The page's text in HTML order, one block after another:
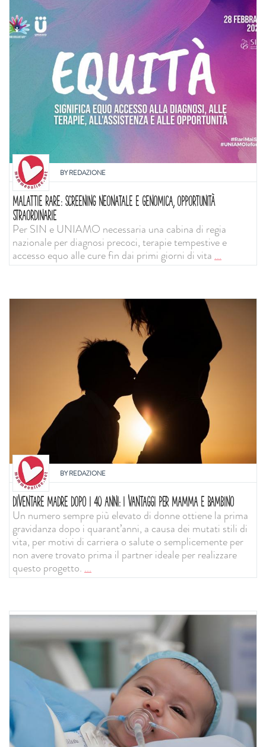
BYREDAZIONE
MALATTIE RARE: SCREENING NEONATALE E GENOMICA, OPPORTUNITÀ
STRAORDINARIE
Per SIN e UNIAMO necessaria una cabina di regia
nazionale per diagnosi precoci, terapie tempestive e
accesso equo alle cure fin dai primi giorni di vita ...
BYREDAZIONE
DIVENTARE MADRE DOPO I 40 ANNI: I VANTAGGI PER MAMMA E BAMBINO
Un numero sempre più elevato di donne ottiene la prima
gravidanza dopo i quarant’anni, a causa dei mutati stili di
vita, per motivi di carriera o salute o semplicemente per
non avere trovato prima il partner ideale per realizzare
questo progetto....